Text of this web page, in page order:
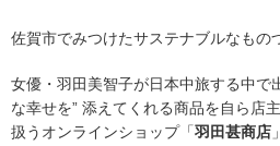
佐賀市でみつけたサステナブルなもの
女優・羽田美智子が日本中旅する中で
な幸せを” 添えてくれる商品を自ら店
扱うオンラインショップ「羽田甚商店